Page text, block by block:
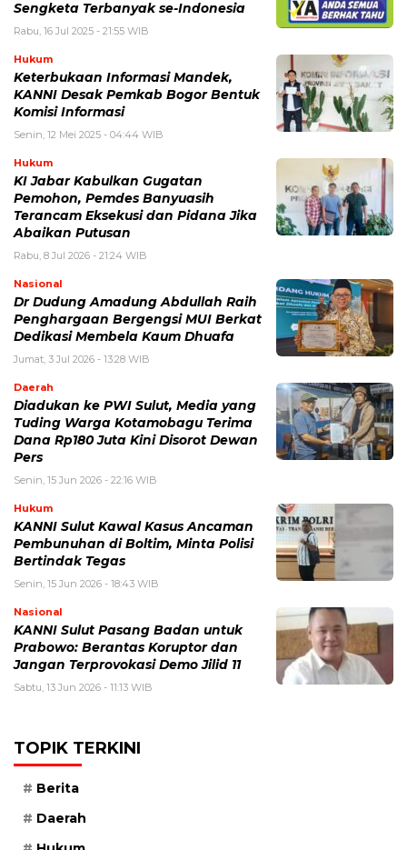
Sengketa Terbanyak se-Indonesia
Rabu, 16 Jul 2025 - 21:55 WIB
Hukum
Keterbukaan Informasi Mandek,
KANNI Desak Pemkab Bogor Bentuk
Komisi Informasi
Senin, 12 Mei 2025 - 04:44 WIB
Hukum
KI Jabar Kabulkan Gugatan
Pemohon, Pemdes Banyuasih
Terancam Eksekusi dan Pidana Jika
Abaikan Putusan
Rabu, 8 Jul 2026 - 21:24 WIB
Nasional
Dr Dudung Amadung Abdullah Raih
Penghargaan Bergengsi MUI Berkat
Dedikasi Membela Kaum Dhuafa
Jumat, 3 Jul 2026 - 13:28 WIB
Daerah
Diadukan ke PWI Sulut, Media yang
Tuding Warga Kotamobagu Terima
Dana Rp180 Juta Kini Disorot Dewan
Pers
Senin, 15 Jun 2026 - 22:16 WIB
Hukum
KANNI Sulut Kawal Kasus Ancaman
Pembunuhan di Boltim, Minta Polisi
Bertindak Tegas
Senin, 15 Jun 2026 - 18:43 WIB
Nasional
KANNI Sulut Pasang Badan untuk
Prabowo: Berantas Koruptor dan
Jangan Terprovokasi Demo Jilid 11
Sabtu, 13 Jun 2026 - 11:13 WIB
TOPIK TERKINI
Berita
Daerah